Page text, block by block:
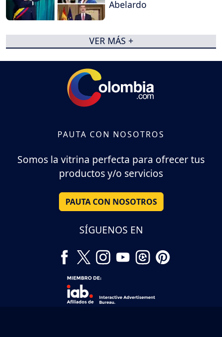
Abelardo
VER MÁS +
PAUTA CON NOSOTROS
Somos la vitrina perfecta para ofrecer tus
productos y/o servicios
PAUTA CON NOSOTROS
SÍGUENOS EN